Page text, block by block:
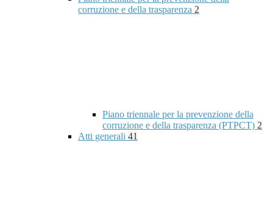
corruzione e della trasparenza 2
Piano triennale per la prevenzione della
corruzione e della trasparenza (PTPCT) 2
Atti generali 41